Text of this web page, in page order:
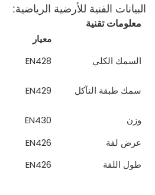
البيانات الفنية للأرضية الرياضية:
معلومات تقنية
معيار
السمك الكلي
EN428
سمك طبقة التآكل
EN429
وزن
EN430
عرض لفة
EN426
طول اللفة
EN426